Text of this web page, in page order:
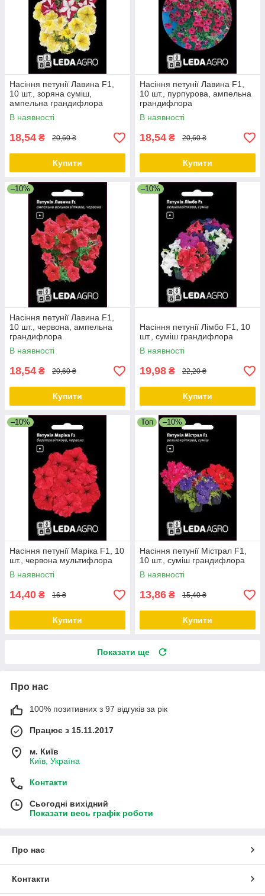
Насіння петунії Лавина F1,
10 шт., зоряна суміш,
ампельна грандифлора
В наявності
18,54 ₴ 20,60 ₴
Купити
Насіння петунії Лавина F1,
10 шт., пурпурова, ампельна
грандифлора
В наявності
18,54 ₴ 20,60 ₴
Купити
–10%
Насіння петунії Лавина F1,
10 шт., червона, ампельна
грандифлора
В наявності
18,54 ₴ 20,60 ₴
Купити
–10%
Насіння петунії Лімбо F1, 10
шт., суміш грандифлора
В наявності
19,98 ₴ 22,20 ₴
Купити
–10%
Насіння петунії Маріка F1, 10
шт., червона мультифлора
В наявності
14,40 ₴ 16 ₴
Купити
Топ –10%
Насіння петунії Містрал F1,
10 шт., суміш грандифлора
В наявності
13,86 ₴ 15,40 ₴
Купити
Показати ще
Про нас
100% позитивних з 97 відгуків за рік
Працює з 15.11.2017
м. Київ
Київ, Україна
Контакти
Сьогодні вихідний
Показати весь графік роботи
Про нас
Контакти